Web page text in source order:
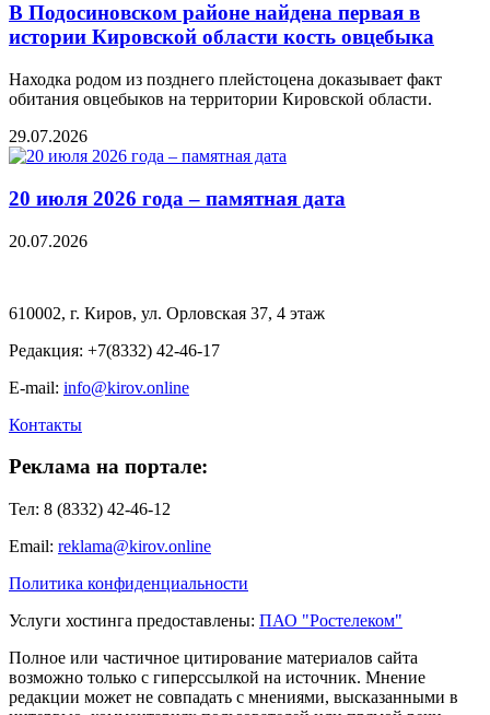
В Подосиновском районе найдена первая в
истории Кировской области кость овцебыка
Находка родом из позднего плейстоцена доказывает факт
обитания овцебыков на территории Кировской области.
29.07.2026
20 июля 2026 года – памятная дата
20.07.2026
610002, г. Киров, ул. Орловская 37, 4 этаж
Редакция: +7(8332) 42-46-17
E-mail: info@kirov.online
Контакты
Реклама на портале:
Тел: 8 (8332) 42-46-12
Email: reklama@kirov.online
Политика конфиденциальности
Услуги хостинга предоставлены: ПАО "Ростелеком"
Полное или частичное цитирование материалов сайта
возможно только с гиперссылкой на источник. Мнение
редакции может не совпадать с мнениями, высказанными в